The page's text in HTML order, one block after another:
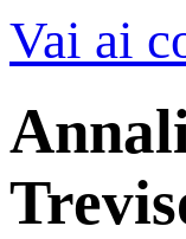
Vai ai